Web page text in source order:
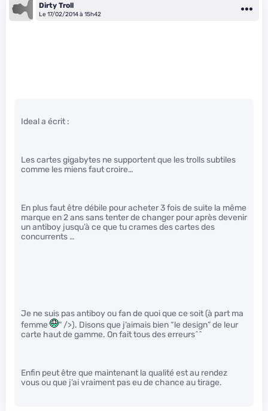
Dirty Troll
Le 17/02/2014 à 15h42
Ideal a écrit :
Les cartes gigabytes ne supportent que les trolls subtiles
comme les miens faut croire…
En plus faut être débile pour acheter 3 fois de suite la même
marque en 2 ans sans tenter de changer pour après devenir
un antiboy jusqu’à ce que tu crames des cartes des
concurrents …
Je ne suis pas antiboy ou fan de quoi que ce soit (à part ma
femme
" />). Disons que j’aimais bien “le design” de leur
carte haut de gamme. On fait tous des erreurs^^
Enfin peut être que maintenant la qualité est au rendez
vous ou que j’ai vraiment pas eu de chance au tirage.